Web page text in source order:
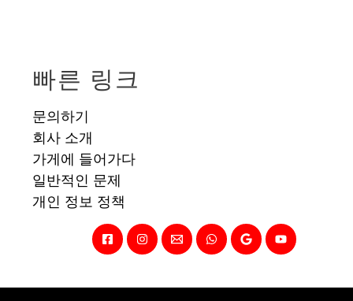
빠른 링크
문의하기
회사 소개
가게에 들어가다
일반적인 문제
개인 정보 정책